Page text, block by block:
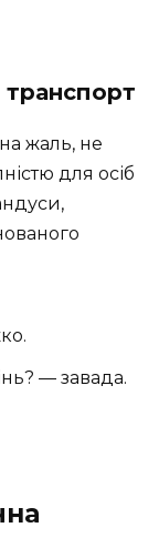
транспорт
жаль, не
для осіб
— завада.